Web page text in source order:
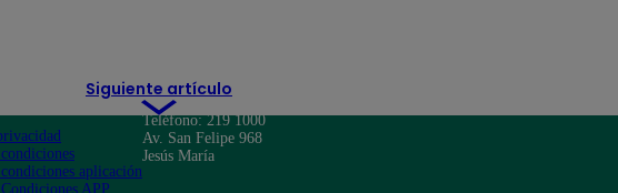
Siguiente artículo
aplicación
APP
Teléfono: 219 1000
Av. San Felipe 968
Jesús María